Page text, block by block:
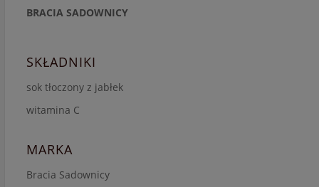
BRACIA SADOWNICY
SKŁADNIKI
sok tłoczony z jabłek
witamina C
MARKA
Bracia Sadownicy